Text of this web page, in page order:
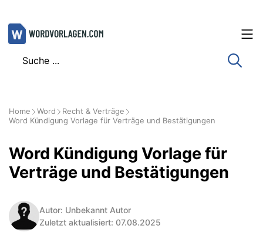
Zum
Inhalt
Home Word
Recht & Verträge
Word Kündigung Vorlage für Verträge und Bestätigungen
Word Kündigung Vorlage für
Verträge und Bestätigungen
Autor: Unbekannt Autor
Zuletzt aktualisiert: 07.08.2025